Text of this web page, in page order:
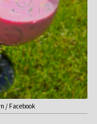
/ Facebook